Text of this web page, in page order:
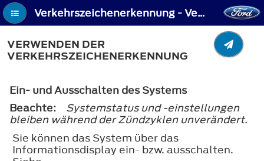
Verkehrszeichenerkennung - Verwenden der Verkehrszeichenerkennung
VERWENDEN DER
VERKEHRSZEICHENERKENNUNG
Ein- und Ausschalten des Systems
Beachte:
Systemstatus und -einstellungen
bleiben während der Zündzyklen unverändert.
Sie können das System über das
Informationsdisplay ein- bzw. ausschalten.